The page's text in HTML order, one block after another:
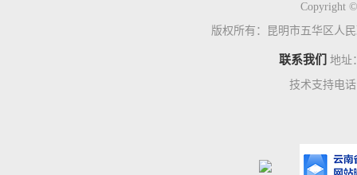
Copyright
版权所有：昆明市五华区人
联系我们 地址
技术支持电